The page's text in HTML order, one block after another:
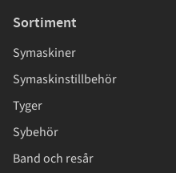
Sortiment
Symaskiner
Symaskinstillbehör
Tyger
Sybehör
Band och resår